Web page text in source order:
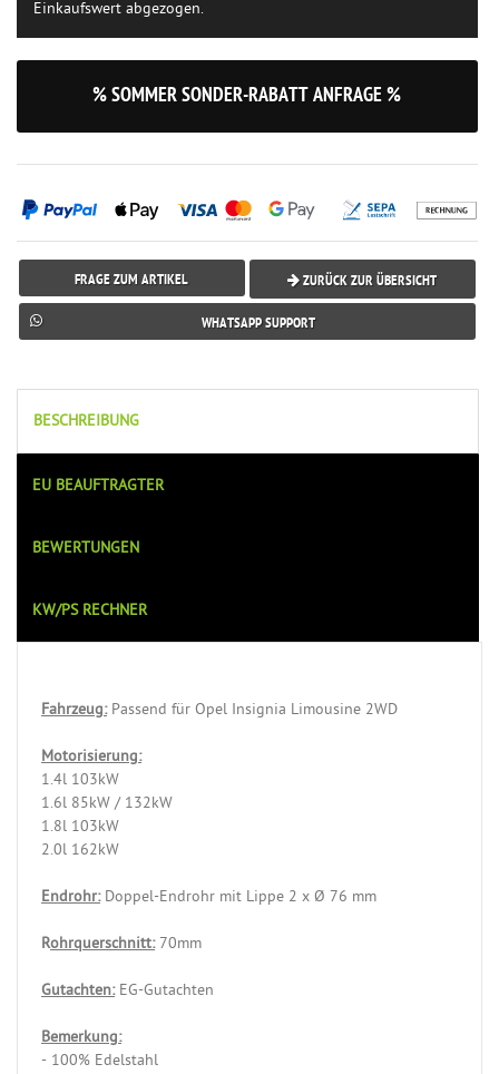
Einkaufswert abgezogen.
% SOMMER SONDER-RABATT ANFRAGE %
FRAGE ZUM ARTIKEL ZURÜCK ZUR ÜBERSICHT
WHATSAPP SUPPORT
BESCHREIBUNG
EU BEAUFTRAGTER
BEWERTUNGEN
KW/PS RECHNER
Fahrzeug:Passend für Opel Insignia Limousine 2WD
Motorisierung:
1.4l 103kW
1.6l 85kW / 132kW
1.8l 103kW
2.0l 162kW
Endrohr:Doppel-Endrohr mit Lippe 2 x Ø 76 mm
Rohrquerschnitt:70mm
Gutachten:EG-Gutachten
Bemerkung:
- 100% Edelstahl